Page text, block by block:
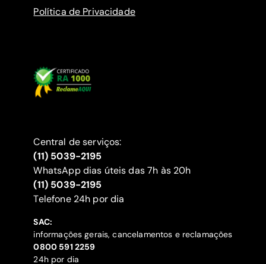
Política de Privacidade
Central de serviços:
(11) 5039-2195
WhatsApp dias úteis das 7h às 20h
(11) 5039-2195
‍Telefone 24h por dia
SAC:
informações gerais, cancelamentos e reclamações
‍0800 591 2259
24h por dia